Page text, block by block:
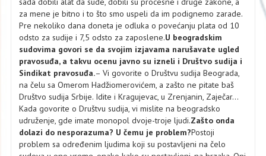
za mene je bitno i to što smo uspeli da im podignemo zarade.
Pre nekoliko dana doneta je odluka o povećanju plata od 10
odsto za sudije i 7,5 odsto za zaposlene.U beogradskim
sudovima govori se da svojim izjavama narušavate ugled
pravosuđa, a takvu ocenu javno su izneli i Društvo sudija i
Sindikat pravosuđa.– Vi govorite o Društvu sudija Beograda,
na čelu sa Omerom Hadžiomerovićem, a zašto ne pitate baš
Društvo sudija Srbije. Idite i Kragujevac, u Zrenjanin, Zaječar...
Kada govorite o Društvu sudija, vi mislite na beogradsko
udruženje, gde imate monopol dvoje-troje ljudi.Zašto onda
dolazi do nesporazuma? U čemu je problem?Postoji
problem sa određenim ljudima koji su postavljeni na čelo